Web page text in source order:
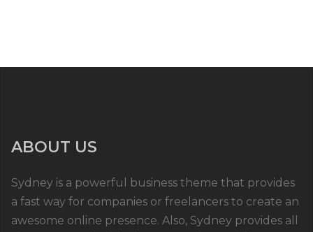
ABOUT US
Sydney is a powerful business theme that provides
a fast way for companies or freelancers to create an
awesome online presence. Also, Sydney provides all